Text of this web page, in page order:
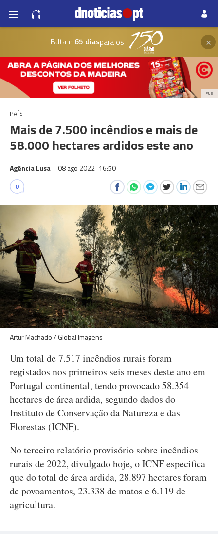
Faltam 65 diaspara os ×
PUB
PAÍS
Mais de 7.500 incêndios e mais de
58.000 hectares ardidos este ano
Agência Lusa 08 ago 2022 16:50
0
Artur Machado / Global Imagens
Um total de 7.517 incêndios rurais foram
registados nos primeiros seis meses deste ano em
Portugal continental, tendo provocado 58.354
hectares de área ardida, segundo dados do
Instituto de Conservação da Natureza e das
Florestas (ICNF).
No terceiro relatório provisório sobre incêndios
rurais de 2022, divulgado hoje, o ICNF especifica
que do total de área ardida, 28.897 hectares foram
de povoamentos, 23.338 de matos e 6.119 de
agricultura.